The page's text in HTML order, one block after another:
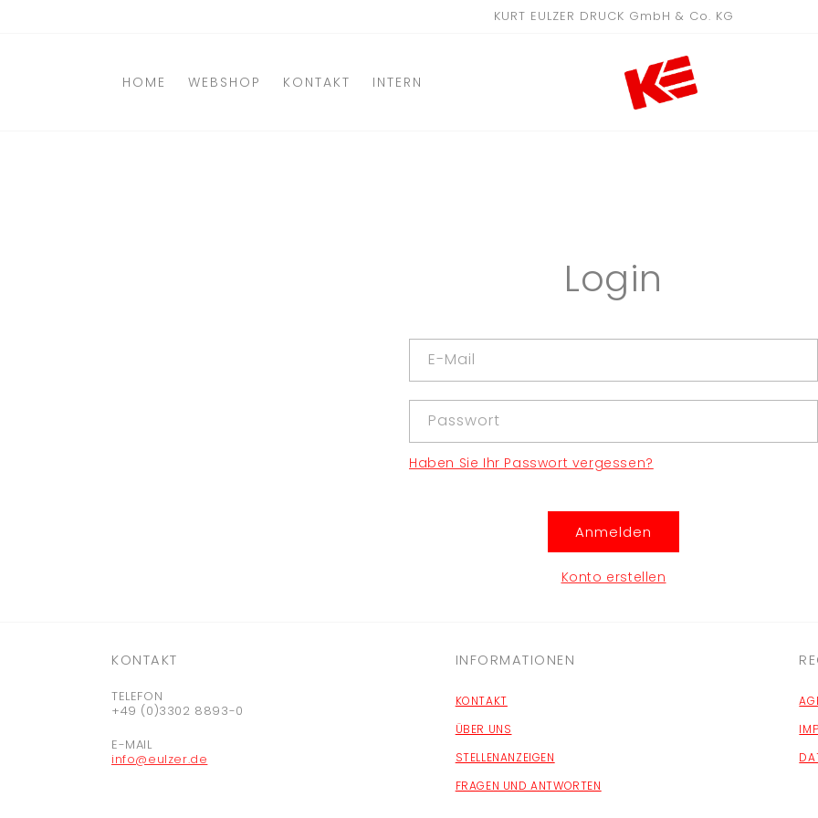
KURT EULZER DRUCK GmbH & Co. KG
HOME WEBSHOP KONTAKT INTERN
Login
E-Mail
Passwort
Haben Sie Ihr Passwort vergessen?
Anmelden
Konto erstellen
KONTAKT
TELEFON
+49 (0)3302 8893-0
E-MAIL
info@eulzer.de
INFORMATIONEN
KONTAKT
ÜBER UNS
STELLENANZEIGEN
FRAGEN UND ANTWORTEN